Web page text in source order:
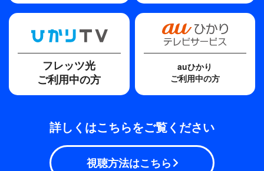
フレッツ光
ご利用中の方
auひかり
ご利用中の方
詳しくはこちらをご覧ください
視聴方法はこちら